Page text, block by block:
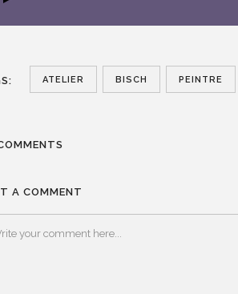
ATELIER BISCH PEINTRE
A COMMENT